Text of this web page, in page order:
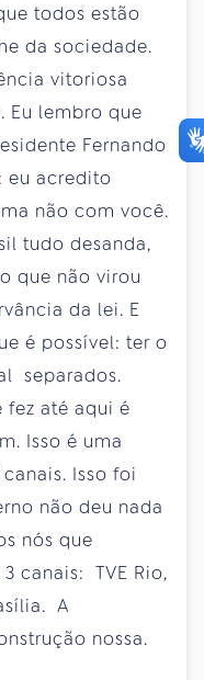
todos estão
da sociedade.
vitoriosa
Eu lembro que
Fernando
eu acredito
não com você.
tudo desanda,
que não virou
da lei. E
é possível: ter o
separados.
fez até aqui é
Isso é uma
Isso foi
não deu nada
nós que
canais: TVE Rio,
A
nossa.